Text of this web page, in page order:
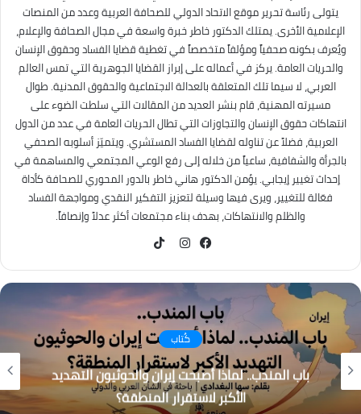
يتولى رئاسة تحرير موقع الاتحاد الدولي للصحافة العربية وعدد من المنصات
الإعلامية الأخرى. يمتلك الدكتور خاطر خبرة واسعة في مجال الصحافة والإعلام،
ويُعرف بكونه صحفياً ومؤلفاً متخصصاً في تغطية قضايا الفساد وحقوق الإنسان
والحريات العامة. يركز في أعماله على إبراز القضايا الجوهرية التي تمس العالم
العربي، لا سيما تلك المتعلقة بالعدالة الاجتماعية والحقوق المدنية. طوال
مسيرته المهنية، قام بنشر العديد من المقالات التي سلطت الضوء على
انتهاكات حقوق الإنسان والتجاوزات التي تطال الحريات العامة في عدد من الدول
العربية، فضلاً عن تناوله لقضايا الفساد المستشري. ويتميّز أسلوبه الصحفي
بالجرأة والشفافية، ساعياً من خلاله إلى رفع الوعي المجتمعي والمساهمة في
إحداث تغيير إيجابي. يؤمن الدكتور هاني خاطر بالدور المحوري للصحافة كأداة
فعّالة للتغيير، ويرى فيها وسيلة لتعزيز التفكير النقدي ومواجهة الفساد
والظلم والانتهاكات، بهدف بناء مجتمعات أكثر عدلاً وإنصافاً.
كُتاب
باب المندب.. لماذا أصبحت إيران والحوثيون التهديد
الأكبر لاستقرار المنطقة؟